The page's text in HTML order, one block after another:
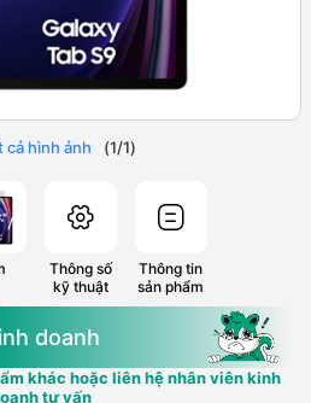
cả hình ảnh (1/1)
Thông số
kỹ thuật
Thông tin
sản phẩm
doanh
khác hoặc liên hệ nhân viên kinh
tư vấn